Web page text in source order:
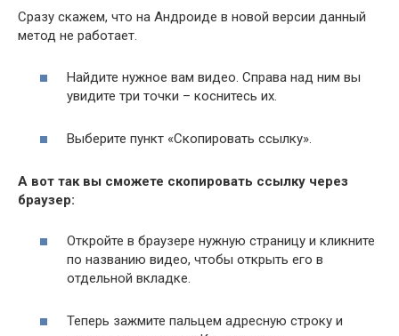
Сразу скажем, что на Андроиде в новой версии данный
метод не работает.
Найдите нужное вам видео. Справа над ним вы
увидите три точки – коснитесь их.
Выберите пункт «Скопировать ссылку».
А вот так вы сможете скопировать ссылку через
браузер:
Откройте в браузере нужную страницу и кликните
по названию видео, чтобы открыть его в
отдельной вкладке.
Теперь зажмите пальцем адресную строку и